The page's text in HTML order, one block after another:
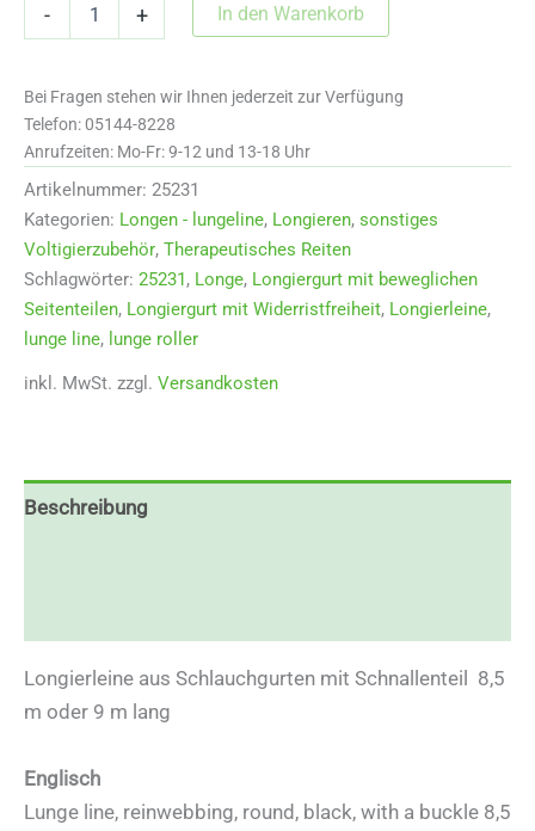
-
Longierleine
mit
Schnallenteil
Menge
+ In den Warenkorb
Bei Fragen stehen wir Ihnen jederzeit zur Verfügung
Telefon: 05144-8228
Anrufzeiten: Mo-Fr: 9-12 und 13-18 Uhr
Artikelnummer: 25231
Kategorien: Longen - lungeline, Longieren, sonstiges
Voltigierzubehör, Therapeutisches Reiten
Schlagwörter: 25231, Longe, Longiergurt mit beweglichen
Seitenteilen, Longiergurt mit Widerristfreiheit, Longierleine,
lunge line, lunge roller
inkl. MwSt. zzgl. Versandkosten
Beschreibung
Longierleine aus Schlauchgurten mit Schnallenteil 8,5
m oder 9 m lang
Englisch
Lunge line, reinwebbing, round, black, with a buckle 8,5